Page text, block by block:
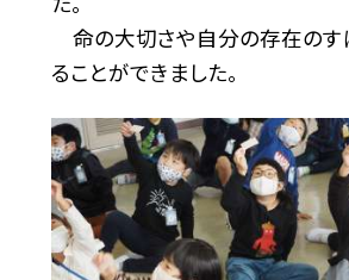
命の大切さや自分の存在のす
ることができました。